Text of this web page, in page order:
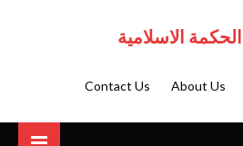
الاسلامية
About Us
Contact Us